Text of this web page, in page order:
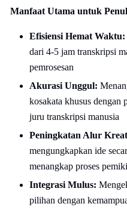
Manfaat Utama untuk
Efisiensi Hemat Waktu:
dari 4-5 jam transkripsi
pemrosesan
Akurasi Unggul:
kosakata khusus dengan
juru transkripsi manusia
Peningkatan Alur
mengungkapkan ide
menangkap proses
Integrasi Mulus:
pilihan dengan